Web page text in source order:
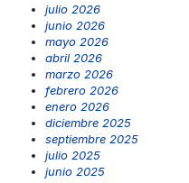
julio 2026
junio 2026
mayo 2026
abril 2026
marzo 2026
febrero 2026
enero 2026
diciembre 2025
septiembre 2025
julio 2025
junio 2025